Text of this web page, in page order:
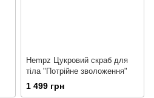
Hempz Цукровий скраб для
тіла "Потрійне зволоження"
1 499 грн